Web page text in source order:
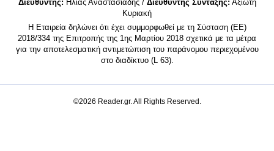
Διευθυντής: Ηλίας Αναστασιάδης / Διευθυντής Σύνταξης: Αξιώτη
Κυριακή
Η Εταιρεία δηλώνει ότι έχει συμμορφωθεί με τη Σύσταση (ΕΕ)
2018/334 της Επιτροπής της 1ης Μαρτίου 2018 σχετικά με τα μέτρα
για την αποτελεσματική αντιμετώπιση του παράνομου περιεχομένου
στο διαδίκτυο (L 63).
©2026 Reader.gr. All Rights Reserved.